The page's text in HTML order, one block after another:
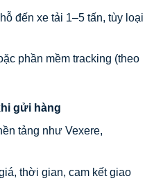
đến xe tải 1–5 tấn, tùy loại
phần mềm tracking (theo
gửi hàng
tảng như Vexere,
thời gian, cam kết giao